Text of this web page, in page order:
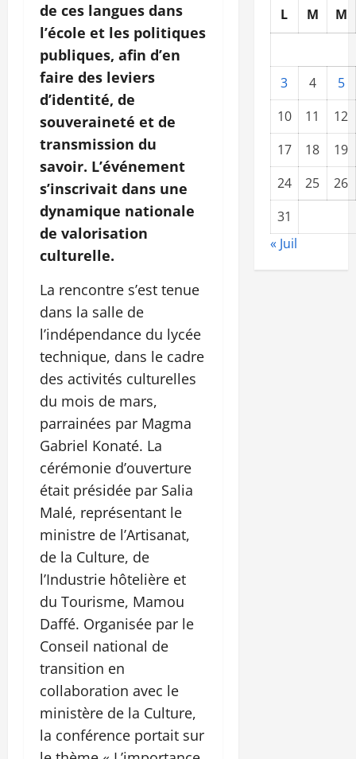
de ces langues dans
l’école et les politiques
publiques, afin d’en
faire des leviers
d’identité, de
souveraineté et de
transmission du
savoir. L’événement
s’inscrivait dans une
dynamique nationale
de valorisation
culturelle.
La rencontre s’est tenue
dans la salle de
l’indépendance du lycée
technique, dans le cadre
des activités culturelles
du mois de mars,
parrainées par Magma
Gabriel Konaté. La
cérémonie d’ouverture
était présidée par Salia
Malé, représentant le
ministre de l’Artisanat,
de la Culture, de
l’Industrie hôtelière et
du Tourisme, Mamou
Daffé. Organisée par le
Conseil national de
transition en
collaboration avec le
ministère de la Culture,
la conférence portait sur
L M M
3 4
5
10
11
12
17
18
19
24
25
26
31
« Juil